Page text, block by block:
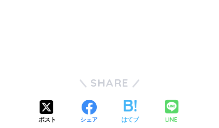
SHARE
ポスト シェア はてブ LINE